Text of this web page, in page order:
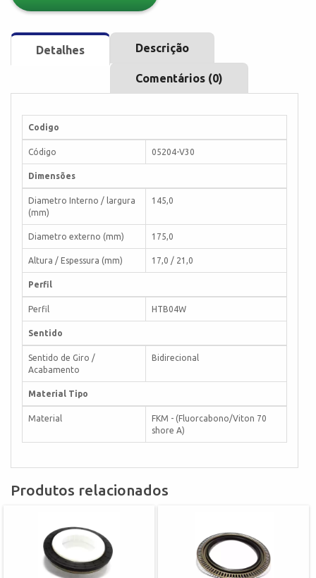
Detalhes Descrição
Comentários (0)
Codigo
Código 05204-V30
Dimensões
Diametro Interno / largura
(mm)
145,0
Diametro externo (mm) 175,0
Altura / Espessura (mm) 17,0 / 21,0
Perfil
Perfil HTB04W
Sentido
Sentido de Giro /
Acabamento
Bidirecional
Material Tipo
Material
FKM - (Fluorcabono/Viton 70
shore A)
Produtos relacionados